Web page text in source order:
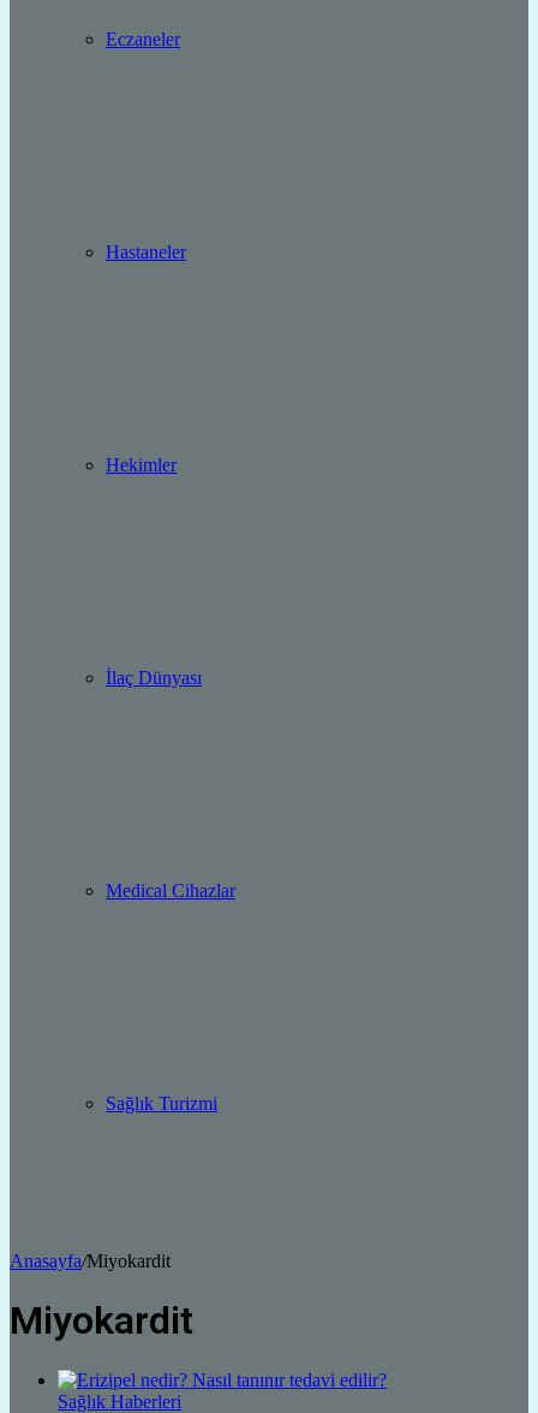
Eczaneler
Hastaneler
Hekimler
İlaç Dünyası
Medical Cihazlar
Sağlık Turizmi
Anasayfa/Miyokardit
Miyokardit
Sağlık Haberleri